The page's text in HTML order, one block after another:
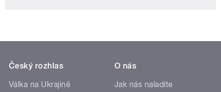
Český rozhlas
Válka na Ukrajině
O nás
Jak nás naladíte